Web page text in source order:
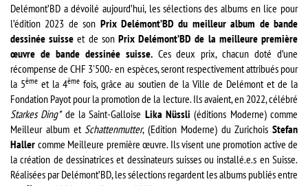
Delémont’BD a dévoilé aujourd’hui, les sélections des albums en lice pour
l’édition 2023 de son Prix Delémont’BD du meilleur album de bande
dessinée suisseet de sonPrix Delémont’BD de la meilleure première
œuvre de bande dessinée suisse.Ces deux prix, chacun doté d’une
récompense de CHF 3'500.- en espèces, seront respectivement attribués pour
la 5ème et la 4ème fois, grâce au soutien de la Ville de Delémont et de la
Fondation Payot pour la promotion de la lecture. Ils avaient, en 2022, célébré
Starkes Ding*de la Saint-Galloise Lika Nüssli (éditions Moderne) comme
Meilleur album et Schattenmutter, (Edition Moderne) du Zurichois Stefan
Haller comme Meilleure première œuvre. Ils visent une promotion active de
la création de dessinatrices et dessinateurs suisses ou installé.e.s en Suisse.
Réalisées par Delémont’BD, les sélections regardent les albums publiés entre